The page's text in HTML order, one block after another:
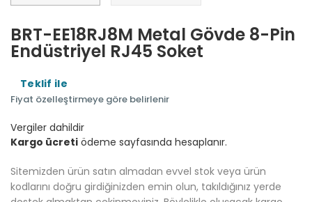
BRT-EE18RJ8M Metal Gövde 8-Pin
Endüstriyel RJ45 Soket
Teklif ile
Fiyat özelleştirmeye göre belirlenir
Vergiler dahildir
Kargo ücreti ödeme sayfasında hesaplanır.
Sitemizden ürün satın almadan evvel stok veya ürün
kodlarını doğru girdiğinizden emin olun, takıldığınız yerde